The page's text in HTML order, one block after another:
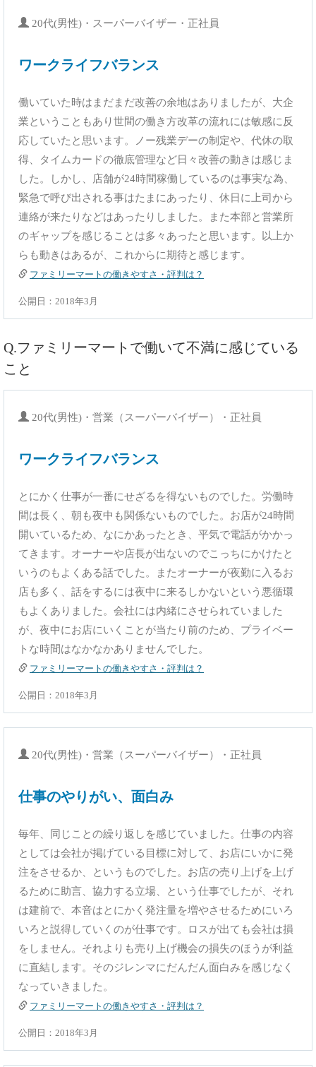
20代(男性)・スーパーバイザー・正社員
ワークライフバランス
働いていた時はまだまだ改善の余地はありましたが、大企
業ということもあり世間の働き方改革の流れには敏感に反
応していたと思います。ノー残業デーの制定や、代休の取
得、タイムカードの徹底管理など日々改善の動きは感じま
した。しかし、店舗が24時間稼働しているのは事実な為、
緊急で呼び出される事はたまにあったり、休日に上司から
連絡が来たりなどはあったりしました。また本部と営業所
のギャップを感じることは多々あったと思います。以上か
らも動きはあるが、これからに期待と感じます。
ファミリーマートの働きやすさ・評判は？
公開日：2018年3月
Q.ファミリーマートで働いて不満に感じている
こと
20代(男性)・営業（スーパーバイザー）・正社員
ワークライフバランス
とにかく仕事が一番にせざるを得ないものでした。労働時
間は長く、朝も夜中も関係ないものでした。お店が24時間
開いているため、なにかあったとき、平気で電話がかかっ
てきます。オーナーや店長が出ないのでこっちにかけたと
いうのもよくある話でした。またオーナーが夜勤に入るお
店も多く、話をするには夜中に来るしかないという悪循環
もよくありました。会社には内緒にさせられていました
が、夜中にお店にいくことが当たり前のため、プライベー
トな時間はなかなかありませんでした。
ファミリーマートの働きやすさ・評判は？
公開日：2018年3月
20代(男性)・営業（スーパーバイザー）・正社員
仕事のやりがい、面白み
毎年、同じことの繰り返しを感じていました。仕事の内容
としては会社が掲げている目標に対して、お店にいかに発
注をさせるか、というものでした。お店の売り上げを上げ
るために助言、協力する立場、という仕事でしたが、それ
は建前で、本音はとにかく発注量を増やさせるためにいろ
いろと説得していくのが仕事です。ロスが出ても会社は損
をしません。それよりも売り上げ機会の損失のほうが利益
に直結します。そのジレンマにだんだん面白みを感じなく
なっていきました。
ファミリーマートの働きやすさ・評判は？
公開日：2018年3月